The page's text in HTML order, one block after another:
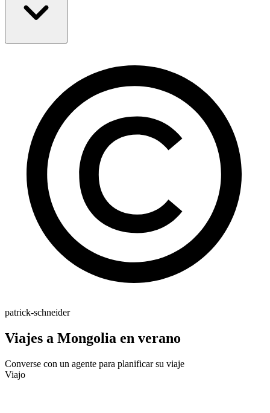
patrick-schneider
Viajes a Mongolia en verano
Converse con un agente para planificar su viaje
Viajo